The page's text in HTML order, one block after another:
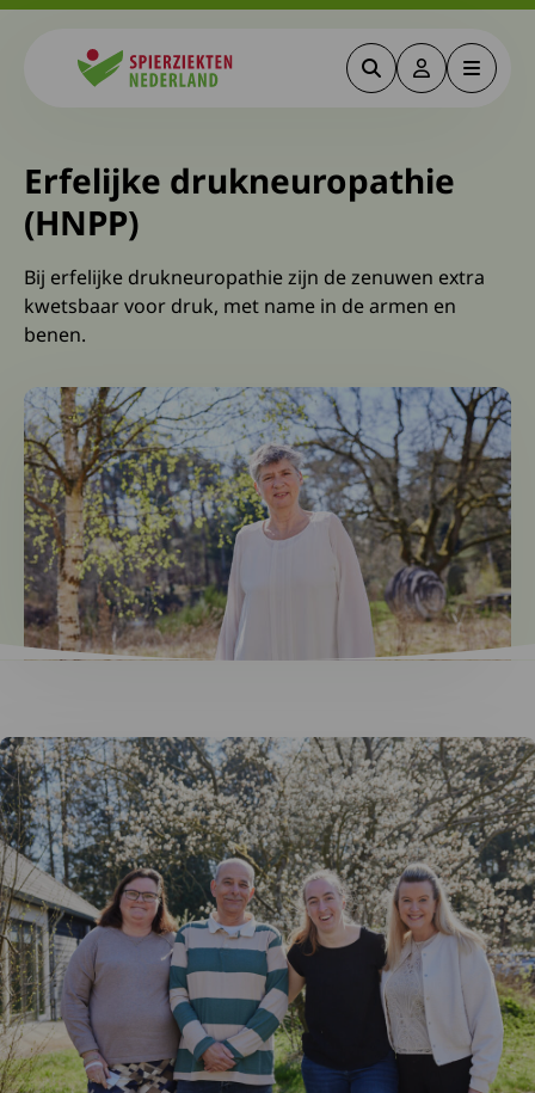
ZoekenDeze link
Menu
Erfelijke drukneuropathie
(HNPP)
Bij erfelijke drukneuropathie zijn de zenuwen extra
kwetsbaar voor druk, met name in de armen en
benen.